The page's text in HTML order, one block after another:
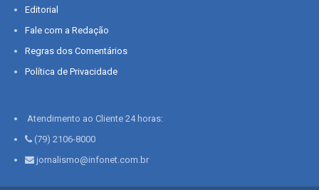
Editorial
Fale com a Redação
Regras dos Comentários
Política de Privacidade
Atendimento ao Cliente 24 horas:
(79) 2106-8000
jornalismo@infonet.com.br